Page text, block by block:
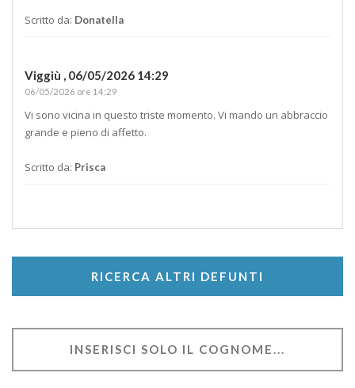
Scritto da: Donatella
Viggiù , 06/05/2026 14:29
06/05/2026 ore 14:29
Vi sono vicina in questo triste momento. Vi mando un abbraccio
grande e pieno di affetto.
Scritto da: Prisca
RICERCA ALTRI DEFUNTI